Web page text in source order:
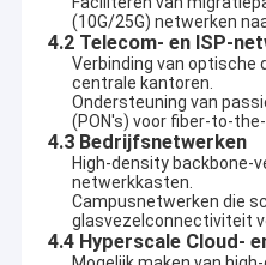
Over ons
Fabriekstocht
Kwaliteitscontrole
Neem contact met ons op
Nieuws
(10G/25G) netwerken
4.2 Telecom- en ISP-
Verbinding van optische
centrale kantoren.
Ondersteuning van
(PON's) voor fiber-to-
4.3 Bedrijfsnetwerken
High-density backbone-
netwerkkasten.
Campusnetwerken die
glasvezelconnectiviteit
4.4 Hyperscale Cloud-
wereldwijd worden verkocht en
door klanten in Europa en
uitgerust met geavanceerde
betrouwbare
de verkoop, waarbij de meest
en transmissiesystemen voor
aangeboden.
De belangrijkste producten die
vervaardigd en gedistribueerd,